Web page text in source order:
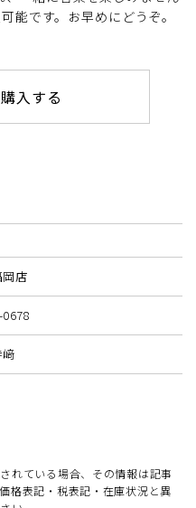
能です。お早めにどうぞ。
入する
店
れている場合、その情報は記事
格表記・税表記・在庫状況と異